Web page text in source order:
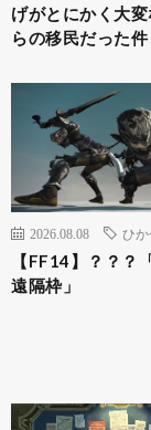
げがとにかく大
らの移民だった件
2026.08.08 ひか
【FF14】？？？
遠隔枠」